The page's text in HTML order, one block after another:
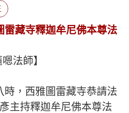
雷藏寺釋迦牟尼佛本尊法
法師】
時，西雅圖雷藏寺恭請法
主持釋迦牟尼佛本尊法